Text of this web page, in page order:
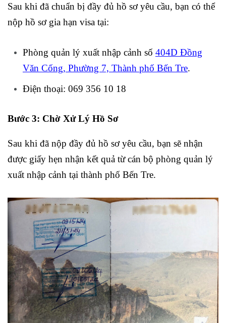
Sau khi đã chuẩn bị đầy đủ hồ sơ yêu cầu, bạn có thể
nộp hồ sơ gia hạn visa tại:
Phòng quản lý xuất nhập cảnh số 404D Đồng
Văn Cống, Phường 7, Thành phố Bến Tre.
Điện thoại: 069 356 10 18
Bước 3: Chờ Xử Lý Hồ Sơ
Sau khi đã nộp đầy đủ hồ sơ yêu cầu, bạn sẽ nhận
được giấy hẹn nhận kết quả từ cán bộ phòng quản lý
xuất nhập cảnh tại thành phố Bến Tre.